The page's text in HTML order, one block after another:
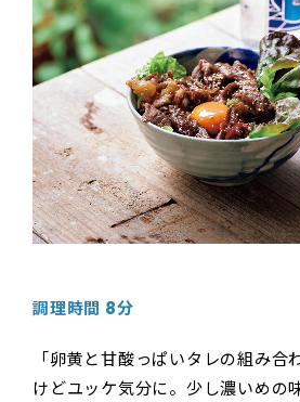
調理時間 8分
「卵黄と甘酸っぱいタレの組み合
けどユッケ気分に。少し濃いめの